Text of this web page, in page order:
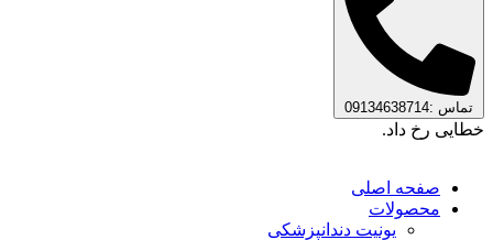
تماس :09134638714
خطایی رخ داد.
صفحه اصلی
محصولات
یونیت دندانپزشکی